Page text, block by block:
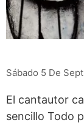
Sábado 5 De
El cantautor
sencillo Todo